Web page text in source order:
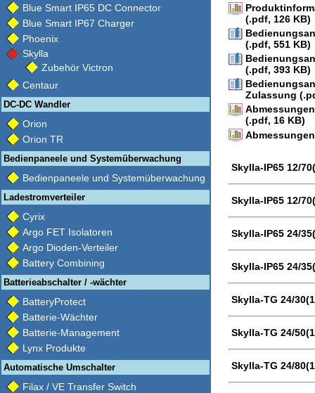
Blue Smart IP65 DC Connector
Blue Smart IP67 Charger
Phoenix
Skylla
Zubehör Victron
Centaur
DC-DC Wandler
Orion
Orion TR
Bedienpaneele und Systemüberwachung
Bedienpaneele und Systemüberwachung
Ladestromverteiler
Cyrix
Argo FET Isolatoren
Argo Dioden-Verteiler
Battery Combining
Batterieabschalter / -wächter
BatteryProtect
Batterie-Wächter
Batterie-Management
Lynx Produkte
Automatische Umschalter
Filax / VE Transfer Switch
(.pdf, 126 KB)
(.pdf, 551 KB)
(.pdf, 393 KB)
Zulassung
(.pdf, 16 KB)
Skylla-IP65 12/
Skylla-IP65 12/
Skylla-IP65 24/
Skylla-IP65 24/
Skylla-TG 24/
Skylla-TG 24/
Skylla-TG 24/